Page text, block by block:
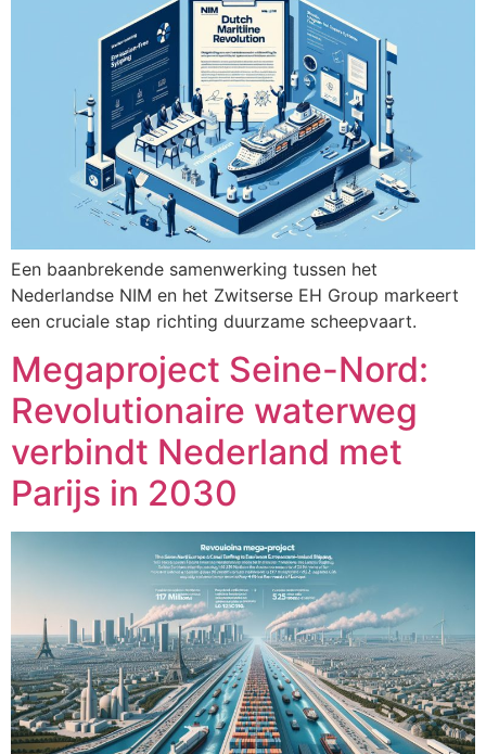
Een baanbrekende samenwerking tussen het
Nederlandse NIM en het Zwitserse EH Group markeert
een cruciale stap richting duurzame scheepvaart.
Megaproject Seine-Nord:
Revolutionaire waterweg
verbindt Nederland met
Parijs in 2030